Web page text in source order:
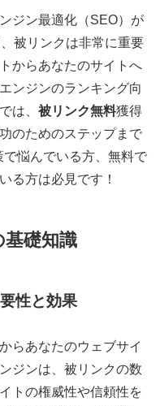
ジン最適化（SEO）が
被リンクは非常に重要
からあなたのサイトへ
ンジンのランキング向
は、 被リンク無料獲得
のためのステップまで
悩んでいる方、無料で
る方は必見です！
基礎知識
性と効果
らあなたのウェブサイ
ジンは、被リンクの数
トの権威性や信頼性を